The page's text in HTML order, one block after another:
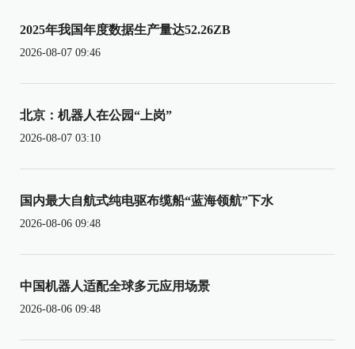
2025年我国年度数据生产量达52.26ZB
2026-08-07 09:46
北京：机器人在公园“上岗”
2026-08-07 03:10
国内最大自航式纯电驱布缆船“蓝海领航”下水
2026-08-06 09:48
中国机器人适配全球多元应用场景
2026-08-06 09:48